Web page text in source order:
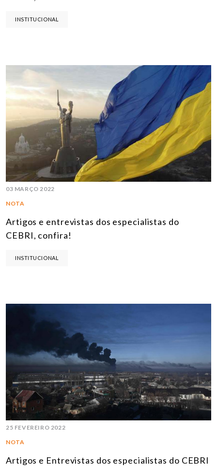
INSTITUCIONAL
03 MARÇO 2022
NOTA
Artigos e entrevistas dos especialistas do
CEBRI, confira!
INSTITUCIONAL
25 FEVEREIRO 2022
NOTA
Artigos e Entrevistas dos especialistas do CEBRI